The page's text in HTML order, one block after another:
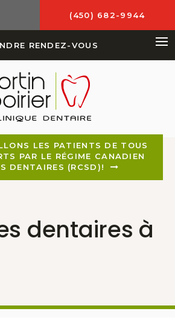
(450) 682-9944
RENDEZ-VOUS
LES PATIENTS DE TOUS
PAR LE RÉGIME CANADIEN
DENTAIRES (RCSD)!
dentaires à